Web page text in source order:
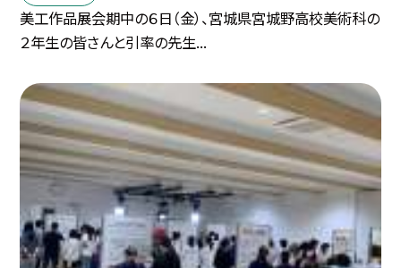
美工作品展会期中の６日（金）、宮城県宮城野高校美術科の
２年生の皆さんと引率の先生...